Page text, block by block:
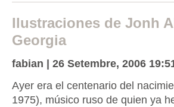
Ilustraciones de Jonh
Georgia
fabian | 26 Setembre, 2006
Ayer era el centenario del
1975), músico ruso de quien ya